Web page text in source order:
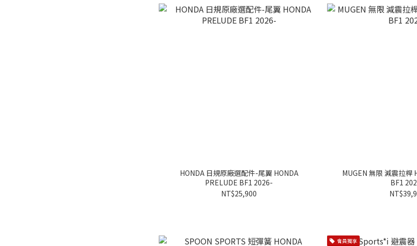
HONDA 日規原廠選配件-尾翼 HONDA
PRELUDE BF1 2026-
NT$25,900
MUGEN 無限 減震拉桿
BF1
會員獨享